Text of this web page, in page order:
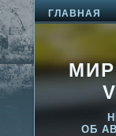
ГЛАВНАЯ
ОБ